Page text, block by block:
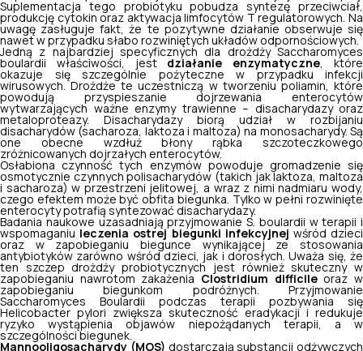
Suplementacja tego probiotyku pobudza syntezę przeciwciał,
produkcję cytokin oraz aktywacja limfocytów T regulatorowych. Na
uwagę zasługuje fakt, że te pozytywne działanie obserwuje się
nawet w przypadku słabo rozwiniętych układów odpornościowych.
Jedną z najbardziej specyficznych dla drożdży Saccharomyces
boulardii właściwości, jest działanie enzymatyczne , które
okazuje się szczególnie pożyteczne w przypadku infekcji
wirusowych. Drożdże te uczestniczą w tworzeniu poliamin, które
powodują przyspieszanie dojrzewania enterocytów
wytwarzających ważne enzymy trawienne – disacharydazy oraz
metaloproteazy. Disacharydazy biorą udział w rozbijaniu
disacharydów (sacharoza, laktoza i maltoza) na monosacharydy. Są
one obecne wzdłuż błony rąbka szczoteczkowego
zróżnicowanych dojrzałych enterocytów.
Osłabiona czynność tych enzymów powoduje gromadzenie się
osmotycznie czynnych polisacharydów (takich jak laktoza, maltoza
i sacharoza) w przestrzeni jelitowej, a wraz z nimi nadmiaru wody,
czego efektem może być obfita biegunka. Tylko w pełni rozwinięte
enterocyty potrafią syntezować disacharydazy.
Badania naukowe uzasadniają przyjmowanie S. boulardii w terapii i
wspomaganiu
leczenia ostrej biegunki infekcyjnej wśród dzieci
oraz w zapobieganiu biegunce wynikającej ze stosowania
antybiotyków zarówno wśród dzieci, jak i dorosłych. Uważa się, że
ten szczep drożdży probiotycznych jest również skuteczny w
zapobieganiu nawrotom zakażenia Clostridium difficileoraz w
zapobieganiu biegunkom podróżnych. Przyjmowanie
Saccharomyces Boulardii podczas terapii pozbywania się
Helicobacter pylori zwiększa skuteczność eradykacji i redukuje
ryzyko wystąpienia objawów niepożądanych terapii, a w
szczególności biegunek.
Mannooligosacharydy (MOS) dostarczają substancji odżywczych